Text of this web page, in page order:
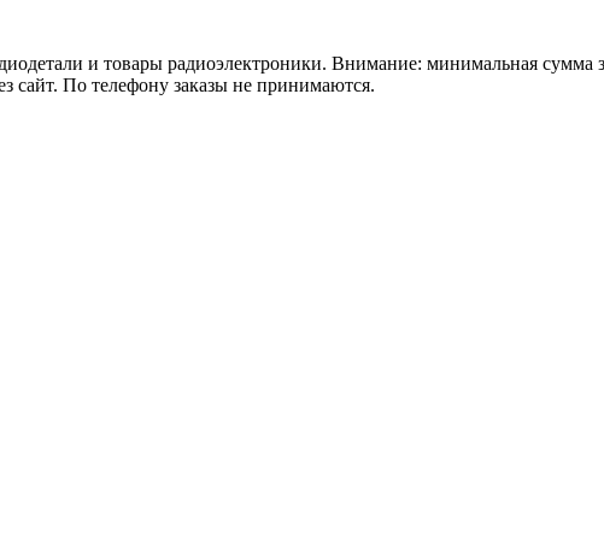
и товары радиоэлектроники. Внимание: минимальная сумма
сайт. По телефону заказы не принимаются.